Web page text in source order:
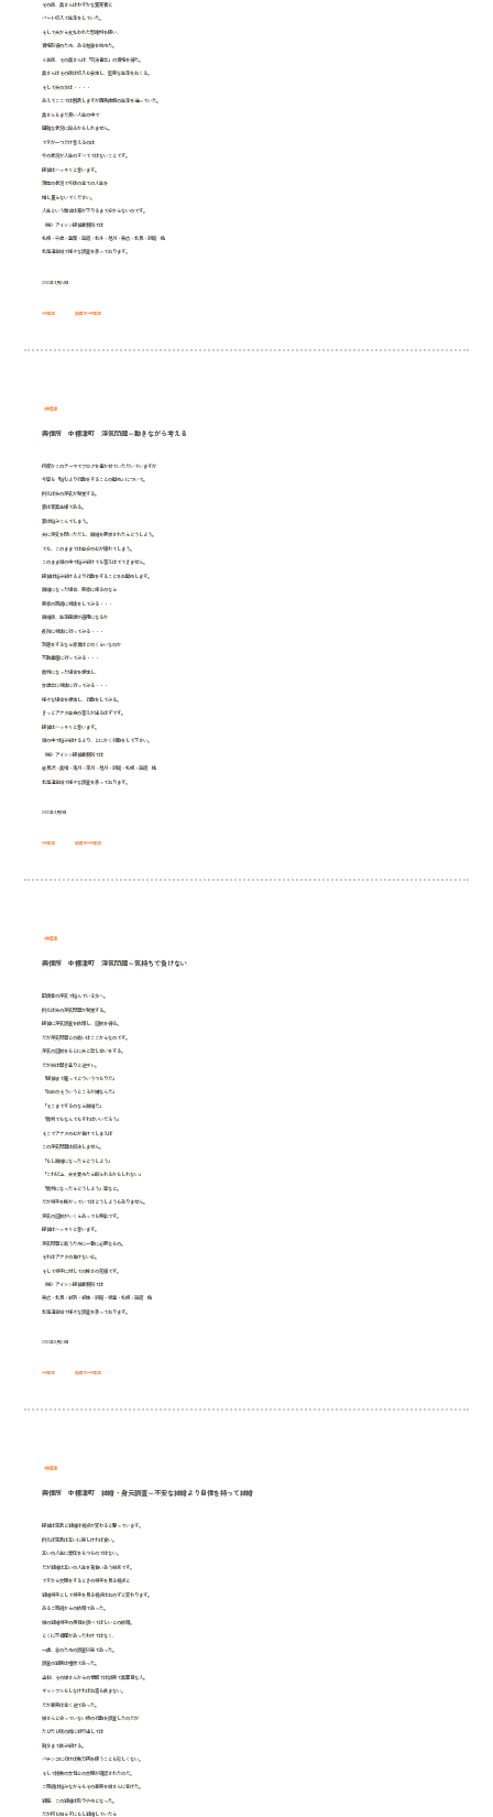
その後、奥さんはわずかな養育費と
パート収入で生活をしていた。
そして夫から支払われた慰謝料を使い、
資格取得のため、ある勉強を始めた。
４年後、その奥さんは「司法書士」の資格を得た。
奥さんはその後は収入も安定し、堅実な生活をおくる。
そして夫の方は・・・・
あえてここでは割愛しますが因果応報の生活を送っていた。
奥さんもまだ長い人生の中で
困難な状況に陥るかもしれません。
ですが一つだけ言えるのは
今の状況が人生のすべてではないことです。
探偵はハッキリと言います。
現在の状況で今後の全ての人生を
推し量らないでください。
人生という舞台は幕が下りるまで分からないのです。
（株）アイシン探偵事務所では
札幌・千歳・室蘭・函館・北斗・旭川・帯広・北見・釧路 他
北海道全域で様々な調査を承っております。
2012年9月24日
中標津 興信所中標津
中標津
興信所 中標津町 浮気問題～動きながら考える
何度かこのテーマでブログを書かせていただいていますが
今回も「悩むより行動をすることの勧め」について。
例えば夫の浮気が発覚する。
妻は専業主婦である。
妻は悩みこんでしまう。
夫に浮気を問いただし、離婚を要求されたらどうしよう。
でも、このままでは自分の心が壊れてしまう。
このまま頭の中で悩み続けても答えはでてきません。
探偵は悩み続けるより行動をすることをお勧めします。
離婚になった場合、実家に帰るのなら
実家の両親に相談をしてみる・・・
離婚後、生活保護が適用になるか
役所に相談に行ってみる・・・
別居をするなら家賃はどのくらいなのか
不動産屋に行ってみる・・・
裁判になった場合を想定し、
弁護士に相談に行ってみる・・・
様々な場合を想定し、行動をしてみる。
きっとアナタ自身の答えが出るはずです。
探偵はハッキリと言います。
頭の中で悩み続けるより、とにかく行動をして下さい。
（株）アイシン探偵事務所では
岩見沢・美唄・滝川・深川・旭川・釧路・札幌・函館 他
北海道全域で様々な調査を承っております。
2012年9月11日
中標津 興信所中標津
中標津
興信所 中標津町 浮気問題～気持ちで負けない
配偶者の浮気で悩んでいる方へ。
例えば夫の浮気問題が発覚する。
探偵に浮気調査を依頼し、証拠を得る。
だが浮気問題との戦いはここからなのです。
浮気の証拠をもとに夫と話し合いをする。
だが夫は開き直りと逆ギレ。
「探偵まで雇ってどういうつもりだ」
「お前のそういうところが嫌なんだ」
「そこまでするのなら離婚だ」
「裁判でもなんでもすればいいだろう」
そこでアナタの心が負けてしまえば
この浮気問題は解決しません。
「もし離婚になったらどうしよう」
「これ以上、夫を責めたら殴られるかもしれない」
「裁判になったらどうしよう」等など。
だが相手を怖がっていてはどうしようもありません。
浮気の証拠がいくらあっても無駄です。
探偵はハッキリと言います。
浮気問題と戦うために一番に必要なもの。
それはアナタの負けない心。
そして相手に対しての怖さの克服です。
（株）アイシン探偵事務所では
帯広・北見・紋別・網走・釧路・根室・札幌・函館 他
北海道全域で様々な調査を承っております。
2012年8月23日
中標津 興信所中標津
中標津
興信所 中標津町 結婚・身元調査～不安な結婚より自信を持って結婚
探偵は恋愛と結婚は視点が変わると思っています。
例えば恋愛は互いに楽しければ良い。
互いの人生に責任をもつものではない。
だが結婚は互いの人生を背負いあう約束です。
ですから交際をするときの相手を見る視点と
結婚相手として相手を見る視点はおのずと変わります。
あるご両親からの依頼であった。
娘の結婚相手の男性を調べてほしいとの依頼。
とくに不信感があったわけではなく、
一応、念のための調査以来であった。
調査の結果は唖然であった。
当初、その娘さんからの情報では誠実で真面目な人。
ギャンブルもしなければお酒も飲まない。
だが事実は全く逆であった。
娘さんと会っていない時の行動を調査したのだが
たびたび夜の街に繰り出しては
朝方まで飲み続ける。
パチンコに行けば数万円を使うことも珍しくない。
そして複数の女性との交際が確認されたのだ。
ご両親は悩みながらもその事実を娘さんに告げた。
結局、この結婚は取りやめとなった。
だが何も知らずにもし結婚していたら